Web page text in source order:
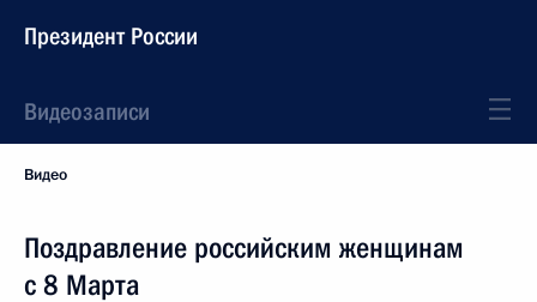
Президент России
Видеозаписи
Видео
Поздравление российским женщинам
с 8 Марта